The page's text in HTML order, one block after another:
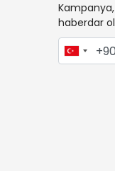
haberdar